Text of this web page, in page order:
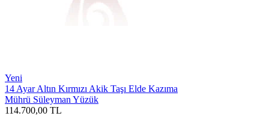
Yeni
14 Ayar Altın Kırmızı Akik Taşı Elde Kazıma
Mührü Süleyman Yüzük
114.700,00 TL